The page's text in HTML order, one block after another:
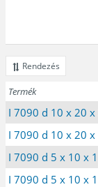
Rendezés
Termék
I 7090 d 10 x 20
I 7090 d 10 x 20
I 7090 d 5 x 10 x
I 7090 d 5 x 10 x